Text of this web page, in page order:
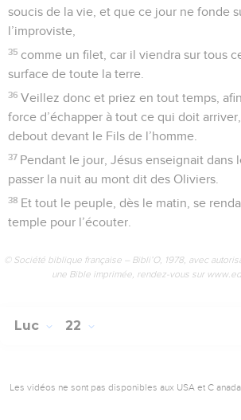
soucis de la vie, et que ce jour ne fonde
l’improviste,
35 comme un filet, car il viendra sur tous
surface de toute la terre.
36 Veillez donc et priez en tout temps,
force d’échapper à tout ce qui doit
debout devant le Fils de l’homme.
37 Pendant le jour, Jésus enseignait dans
passer la nuit au mont dit des Oliviers.
38 Et tout le peuple, dès le matin, se
temple pour l’écouter.
© Société biblique française – Bibli’O, 1978, avec
une Bible imprimée, rendez-vous sur
Luc 22
Les vidéos ne sont pas disponibles aux USA et C anada.